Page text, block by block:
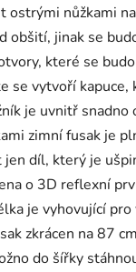
ostrými nůžkami
obšití, jinak se
které se
se vytvoří kapuce,
je uvnitř snadno
zimní fusak je
jen díl, který je
o 3D reflexní
je vyhovující
zkrácen na 87
do šířky